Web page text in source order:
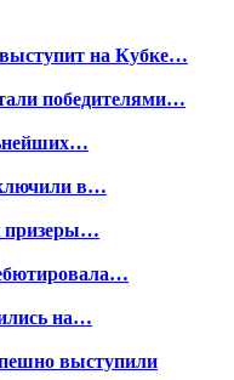
на Кубке…
победителями…
в…
призеры…
на…
выступили